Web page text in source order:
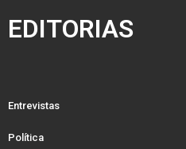
EDITORIAS
Entrevistas
Política